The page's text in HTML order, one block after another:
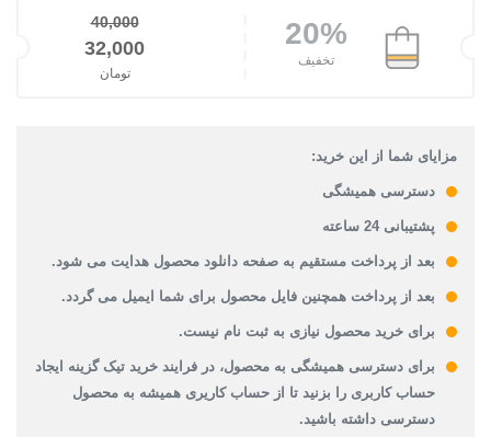
20%
تخفیف
40,000
قیمت اصلی: 40,000تومان بود.
32,000
تومان
مزایای شما از این خرید:
دسترسی همیشگی
پشتیبانی 24 ساعته
بعد از پرداخت مستقیم به صفحه دانلود محصول هدایت می شود.
بعد از پرداخت همچنین فایل محصول برای شما ایمیل می گردد.
برای خرید محصول نیازی به ثبت نام نیست.
برای دسترسی همیشگی به محصول، در فرایند خرید تیک گزینه ایجاد
حساب کاربری را بزنید تا از حساب کاریری همیشه به محصول
دسترسی داشته باشید.